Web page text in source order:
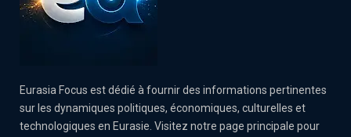
Eurasia Focus est dédié à fournir des informations pertinentes
sur les dynamiques politiques, économiques, culturelles et
technologiques en Eurasie. Visitez notre page principale pour